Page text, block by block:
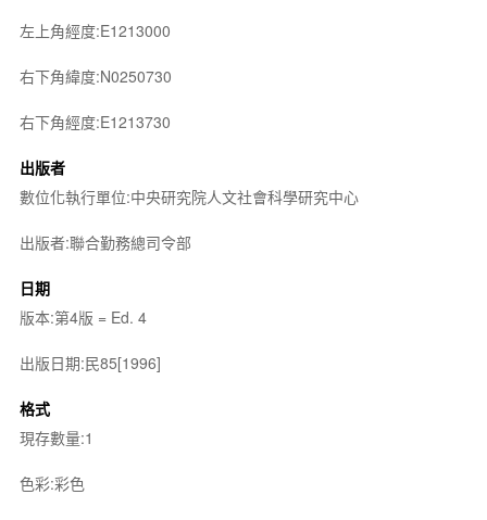
左上角經度:E1213000
右下角緯度:N0250730
右下角經度:E1213730
出版者
數位化執行單位:中央研究院人文社會科學研究中心
出版者:聯合勤務總司令部
日期
版本:第4版 = Ed. 4
出版日期:民85[1996]
格式
現存數量:1
色彩:彩色